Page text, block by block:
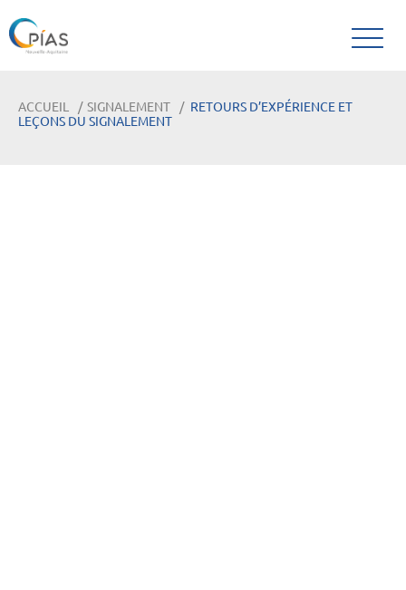
ACCUEIL SIGNALEMENT
RETOURS D’EXPÉRIENCE ET
LEÇONS DU SIGNALEMENT